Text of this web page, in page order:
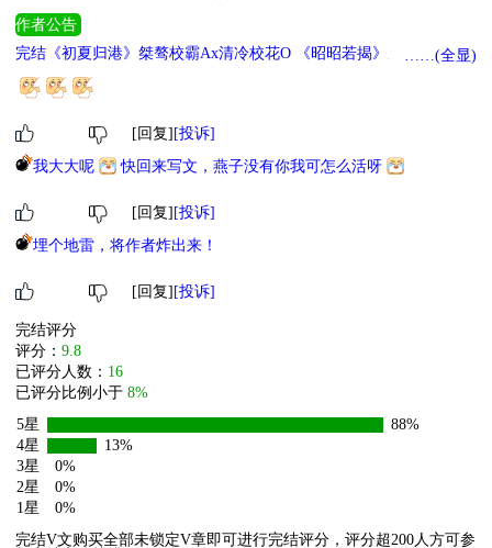
作者公告
完结《初夏归港》桀骜校霸Ax清冷校花O 《昭昭若揭》反叛偶像Ax
钓系影后O 预收《死遁后成了豪门O黑月光》野心家Ax钓系冰山
《渴肤症校花对我蓄谋已久》阴湿女鬼演技大赏
……(全显)
[回复] [投诉]
我大大呢
快回来写文，燕子没有你我可怎么活呀
[回复] [投诉]
埋个地雷，将作者炸出来！
[回复] [投诉]
完结评分
评分： 9.8
已评分人数： 16
已评分比例小于 8%
5星
88%
4星
13%
3星
0%
2星
0%
1星
0%
完结V文购买全部未锁定V章即可进行完结评分，评分超200人方可参